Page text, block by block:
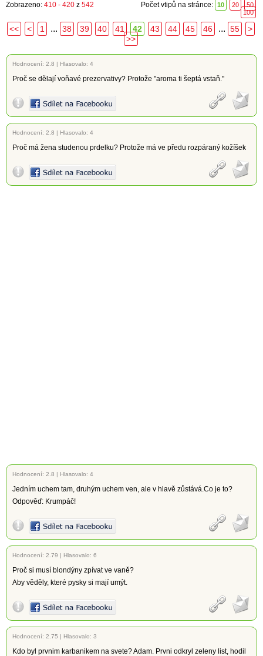
Zobrazeno: 410 - 420 z 542 Počet vtipů na stránce: 10 20
50
100
<< < 1 ... 38 39 40 41 42 43 44 45 46 ... 55
>
>>
Hodnocení: 2.8 | Hlasovalo: 4
Proč se dělají voňavé prezervativy? Protože "aroma ti šeptá vstaň."
Hodnocení: 2.8 | Hlasovalo: 4
Proč má žena studenou prdelku? Protože má ve předu rozpáraný kožíšek
Hodnocení: 2.8 | Hlasovalo: 4
Jedním uchem tam, druhým uchem ven, ale v hlavě zůstává.Co je to?
Odpověď: Krumpáč!
Hodnocení: 2.79 | Hlasovalo: 6
Proč si musí blondýny zpívat ve vaně?
Aby věděly, které pysky si mají umýt.
Hodnocení: 2.75 | Hlasovalo: 3
Kdo byl prvnim karbanikem na svete? Adam. Prvni odkryl zeleny list, hodil